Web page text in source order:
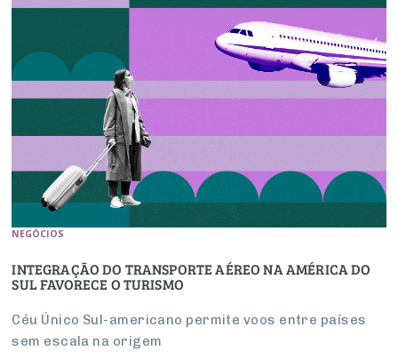
NEGÓCIOS
INTEGRAÇÃO DO TRANSPORTE AÉREO NA AMÉRICA DO
SUL FAVORECE O TURISMO
Céu Único Sul-americano permite voos entre países
sem escala na origem